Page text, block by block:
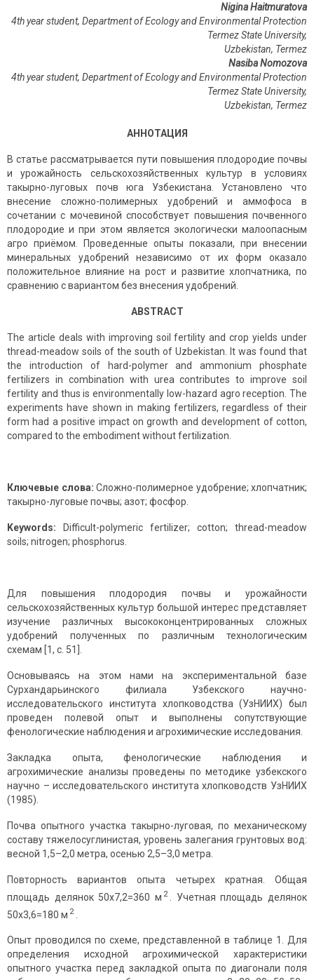
Nigina Hаitmuratova
4th year student, Department of Ecology and Environmental Protection
Termez State University,
Uzbekistan, Termez
Nasiba Nomozova
4th year student, Department of Ecology and Environmental Protection
TermezStateUniversity,
Uzbekistan, Termez
АННОТАЦИЯ
В статье рассматрывается пути повышения плодородие почвы
и урожайность сельскохозяйственных культур в условиях
такырно-луговых почв юга Узбекистана. Установлено что
внесение сложно-полимерных удобрений и аммофоса в
сочетании с мочевиной способствует повышения почвенного
плодородие и при этом является экологически малоопасным
агро приёмом. Проведенные опыты показали, при внесении
минеральных удобрений независимо от их форм оказало
положительное влияние на рост и развитие хлопчатника, по
сравнению с вариантом без внесения удобрений.
ABSTRACT
The article deals with improving soil fertility and crop yields under
thread-meadow soils of the south of Uzbekistan. It was found that
the introduction of hard-polymer and ammonium phosphate
fertilizers in combination with urea contributes to improve soil
fertility and thus is environmentally low-hazard agro reception. The
experiments have shown in making fertilizers, regardless of their
form had a positive impact on growth and development of cotton,
compared to the embodiment without fertilization.
Ключевые слова: Сложно-полимерное удобрение; хлопчатник;
такырно-луговые почвы; азот; фосфор.
Keywords:
Difficult-polymeric fertilizer; cotton; thread-meadow
soils; nitrogen; phosphorus.
Для повышения плодородия почвы и урожайности
сельскохозяйственных культур большой интерес представляет
изучение различных высококонцентрированных сложных
удобрений полученных по различным технологическим
схемам [1, с. 51].
Основываясь на этом нами на экспериментальной базе
Сурхандарьинского филиала Узбекского научно-
исследовательского института хлопководства (УзНИИХ) был
проведен полевой опыт и выполнены сопутствующие
фенологические наблюдения и агрохимические исследования.
Закладка опыта, фенологические наблюдения и
агрохимические анализы проведены по методике узбекского
научно – исследовательского института хлопководств УзНИИХ
(1985).
Почва опытного участка такырно-луговая, по механическому
составу тяжелосуглинистая, уровень залегания грунтовых вод:
весной 1,5–2,0 метра, осенью 2,5–3,0 метра.
Повторность вариантов опыта четырех кратная. Общая
площадь делянок 50х7,2=360 м 2
. Учетная площадь делянок
50х3,6=180 м 2
Опыт проводился по схеме, представленной в таблице 1. Для
определения исходной агрохимической характеристики
опытного участка перед закладкой опыта по диагонали поля